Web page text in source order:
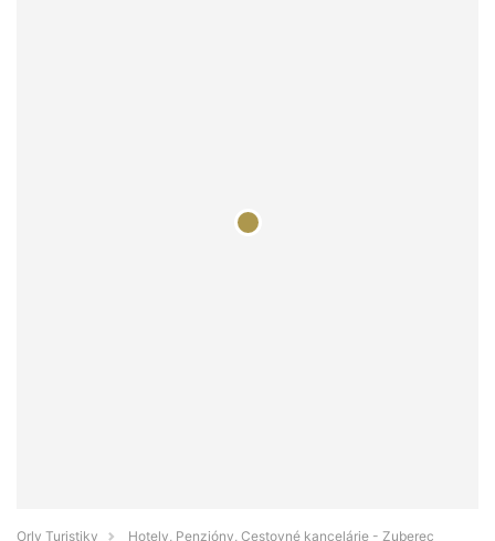
Orly Turistiky
Hotely, Penzióny, Cestovné kancelárie - Zuberec